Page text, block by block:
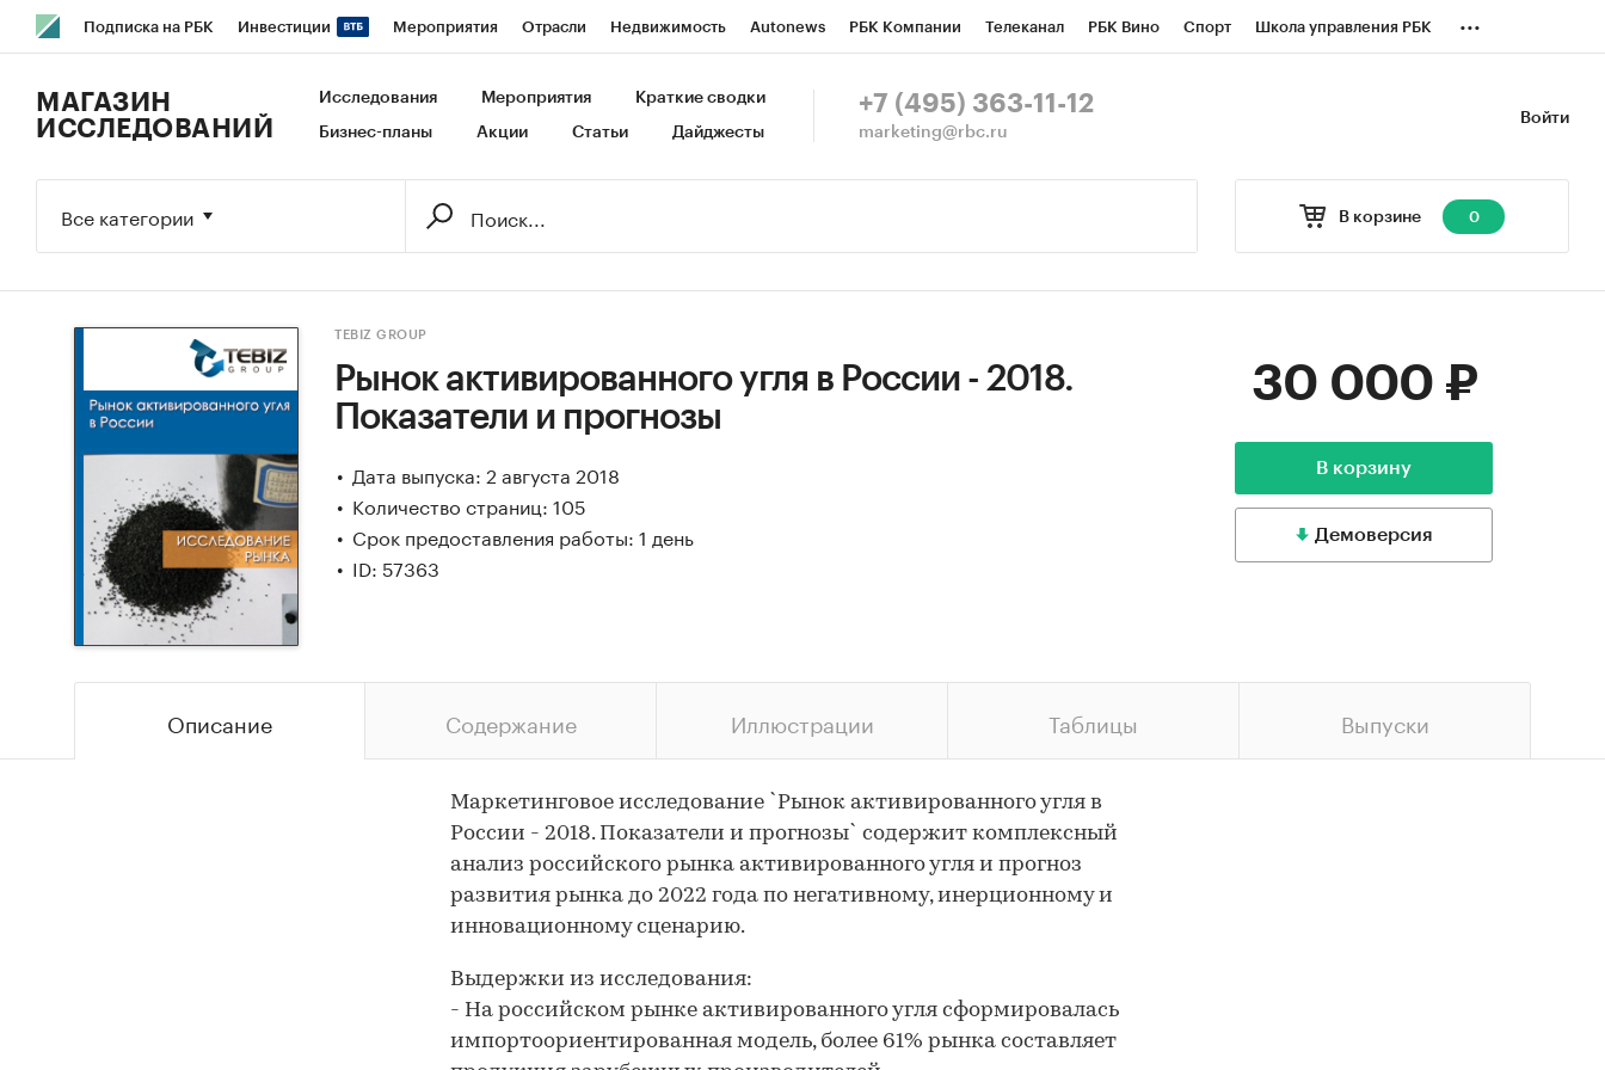
Подписка на РБК Инвестиции Мероприятия Отрасли Недвижимость Autonews РБК Компании Телеканал РБК Вино Спорт Школа управления РБК
Исследования Кредитные рейтинги Франшизы Газета Спецпроекты СПб Конференции СПб Спецпроекты
...
Войти
МАГАЗИН
ИССЛЕДОВАНИЙ
Исследования Мероприятия Краткие сводки
Бизнес-планы Акции Статьи Дайджесты
+7 (495) 363-11-12
marketing@rbc.ru
В корзине 0
Все категории
TEBIZ GROUP
Рынок активированного угля в России - 2018.
Показатели и прогнозы
Дата выпуска: 2 августа 2018
Количество страниц: 105
Срок предоставления работы: 1 день
ID: 57363
30 000 ₽
В корзину
Демоверсия
Описание Содержание Иллюстрации Таблицы Выпуски
Маркетинговое исследование `Рынок активированного угля в
России - 2018. Показатели и прогнозы` содержит комплексный
анализ российского рынка активированного угля и прогноз
развития рынка до 2022 года по негативному, инерционному и
инновационному сценарию.
Выдержки из исследования:
- На российском рынке активированного угля сформировалась
импортоориентированная модель, более 61% рынка составляет